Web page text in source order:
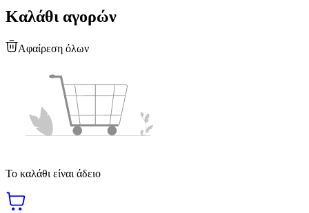
Καλάθι αγορών
Αφαίρεση όλων
Το καλάθι είναι άδειο